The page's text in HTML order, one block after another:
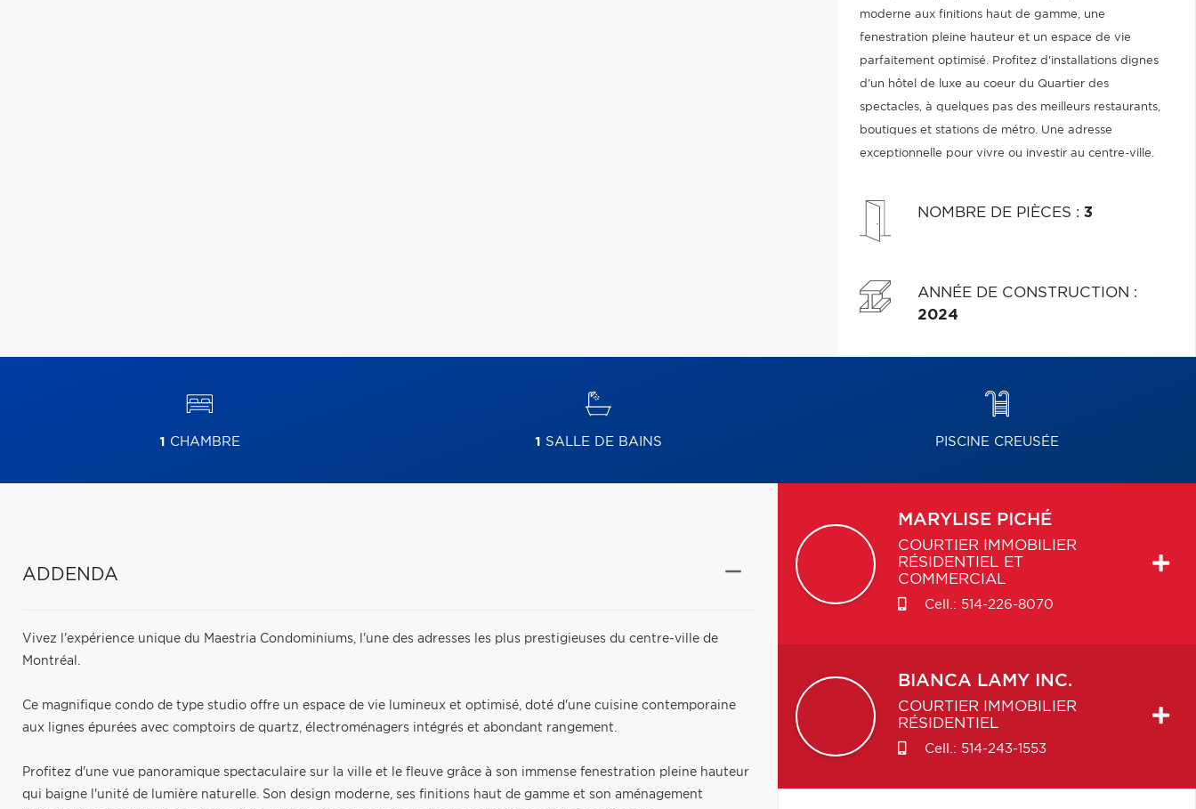
moderne aux finitions haut de gamme, une
fenestration pleine hauteur et un espace de vie
parfaitement optimisé. Profitez d'installations dignes
d'un hôtel de luxe au coeur du Quartier des
spectacles, à quelques pas des meilleurs restaurants,
boutiques et stations de métro. Une adresse
exceptionnelle pour vivre ou investir au centre-ville.
NOMBRE DE PIÈCES : 3
ANNÉE DE CONSTRUCTION :
2024
1 CHAMBRE 1 SALLE DE BAINS PISCINE CREUSÉE
ADDENDA
Vivez l'expérience unique du Maestria Condominiums, l'une des adresses les plus prestigieuses du centre-ville de
Montréal.
Ce magnifique condo de type studio offre un espace de vie lumineux et optimisé, doté d'une cuisine contemporaine
aux lignes épurées avec comptoirs de quartz, électroménagers intégrés et abondant rangement.
Profitez d'une vue panoramique spectaculaire sur la ville et le fleuve grâce à son immense fenestration pleine hauteur
qui baigne l'unité de lumière naturelle. Son design moderne, ses finitions haut de gamme et son aménagement
MARYLISE PICHÉ
COURTIER IMMOBILIER
RÉSIDENTIEL ET
COMMERCIAL
Cell.: 514-226-8070
BIANCA LAMY INC.
COURTIER IMMOBILIER
RÉSIDENTIEL
Cell.: 514-243-1553